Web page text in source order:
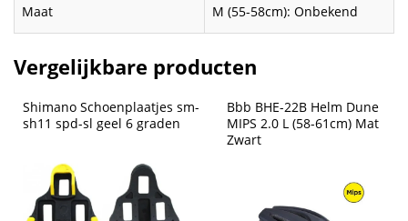
Maat M (55-58cm): Onbekend
Vergelijkbare producten
Shimano Schoenplaatjes sm-
sh11 spd-sl geel 6 graden
Bbb BHE-22B Helm Dune
MIPS 2.0 L (58-61cm) Mat
Zwart